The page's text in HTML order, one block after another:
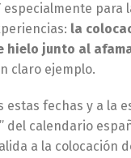
especialmente para
la
hielo junto al
claro ejemplo.
estas fechas y a la
del calendario
a la colocación